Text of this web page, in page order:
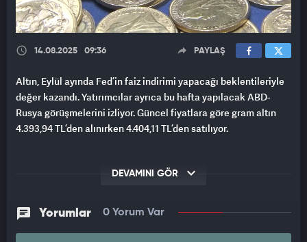
14.08.2025 09:36 PAYLAŞ
Altın, Eylül ayında Fed’in faiz indirimi yapacağı beklentileriyle
değer kazandı. Yatırımcılar ayrıca bu hafta yapılacak ABD-
Rusya görüşmelerini izliyor. Güncel fiyatlara göre gram altın
4.393,94 TL’den alınırken 4.404,11 TL’den satılıyor.
DEVAMINI GÖR
Yorumlar 0 Yorum Var